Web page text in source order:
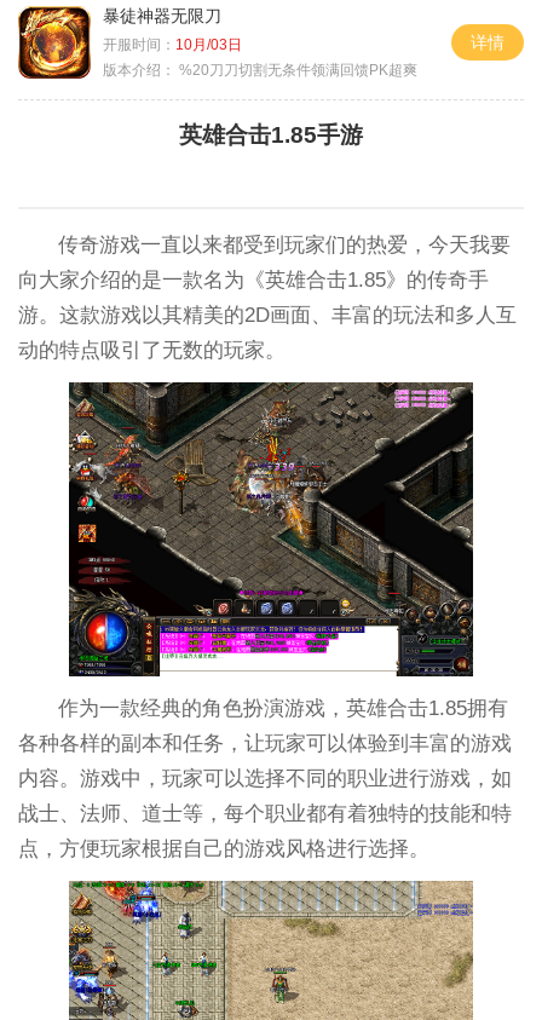
暴徒神器无限刀
开服时间： 10月/03日
版本介绍： %20刀刀切割无条件领满回馈PK超爽
详情
英雄合击1.85手游
传奇游戏一直以来都受到玩家们的热爱，今天我要
向大家介绍的是一款名为《英雄合击1.85》的传奇手
游。这款游戏以其精美的2D画面、丰富的玩法和多人互
动的特点吸引了无数的玩家。
作为一款经典的角色扮演游戏，英雄合击1.85拥有
各种各样的副本和任务，让玩家可以体验到丰富的游戏
内容。游戏中，玩家可以选择不同的职业进行游戏，如
战士、法师、道士等，每个职业都有着独特的技能和特
点，方便玩家根据自己的游戏风格进行选择。